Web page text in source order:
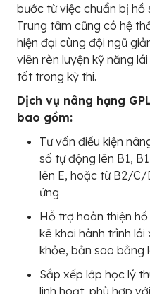
bước từ việc chuẩn bị hồ
Trung tâm cũng có hệ
hiện đại cùng đội ngũ
viên rèn luyện kỹ năng
tốt trong kỳ thi.
Dịch vụ nâng hạng
bao gồm:
Tư vấn điều kiện
số tự động lên B1,
lên E, hoặc từ B2/
ứng
Hỗ trợ hoàn thiện
kê khai hành trình
khỏe, bản sao bằng
Sắp xếp lớp học lý